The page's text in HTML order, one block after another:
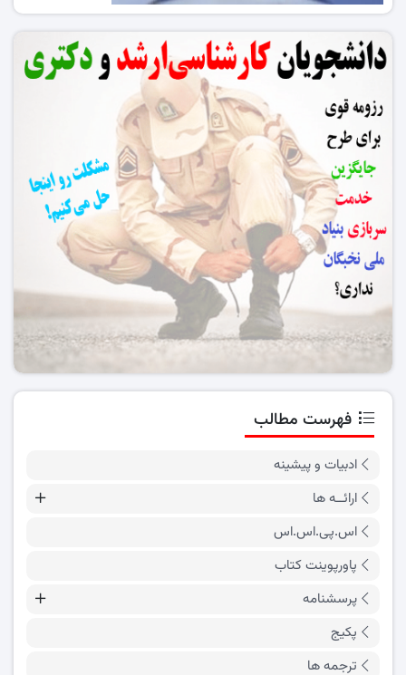
فهرست مطالب
ادبیات و پیشینه
ارائــه ها
اس.پی.اس.اس
پاورپوینت کتاب
پرسشنامه
پکیج
ترجمه ها